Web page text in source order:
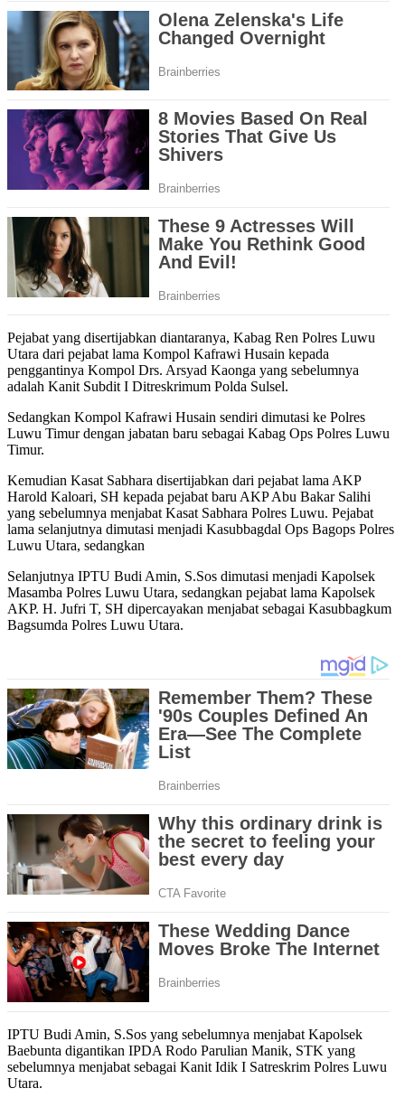
Pejabat yang disertijabkan diantaranya, Kabag Ren Polres Luwu
Utara dari pejabat lama Kompol Kafrawi Husain kepada
penggantinya Kompol Drs. Arsyad Kaonga yang sebelumnya
adalah Kanit Subdit I Ditreskrimum Polda Sulsel.
Sedangkan Kompol Kafrawi Husain sendiri dimutasi ke Polres
Luwu Timur dengan jabatan baru sebagai Kabag Ops Polres Luwu
Timur.
Kemudian Kasat Sabhara disertijabkan dari pejabat lama AKP
Harold Kaloari, SH kepada pejabat baru AKP Abu Bakar Salihi
yang sebelumnya menjabat Kasat Sabhara Polres Luwu. Pejabat
lama selanjutnya dimutasi menjadi Kasubbagdal Ops Bagops Polres
Luwu Utara, sedangkan
Selanjutnya IPTU Budi Amin, S.Sos dimutasi menjadi Kapolsek
Masamba Polres Luwu Utara, sedangkan pejabat lama Kapolsek
AKP. H. Jufri T, SH dipercayakan menjabat sebagai Kasubbagkum
Bagsumda Polres Luwu Utara.
IPTU Budi Amin, S.Sos yang sebelumnya menjabat Kapolsek
Baebunta digantikan IPDA Rodo Parulian Manik, STK yang
sebelumnya menjabat sebagai Kanit Idik I Satreskrim Polres Luwu
Utara.